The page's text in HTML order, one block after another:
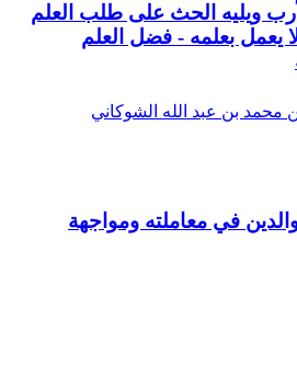
ويليه الحث على طلب العلم
يعمل بعلمه - فضل العلم
محمد بن عبد الله الشوكاني
في معاملته ومواجهة